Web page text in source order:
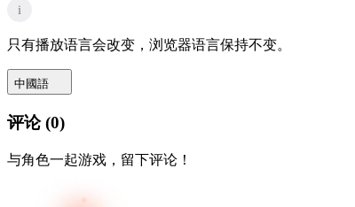
i
只有播放语言会改变，浏览器语言保持不变。
中國語
评论(0)
与角色一起游戏，留下评论！